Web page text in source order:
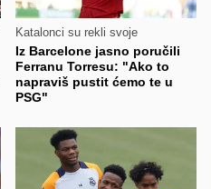
Katalonci su rekli svoje
Iz Barcelone jasno poručili
Ferranu Torresu: "Ako to
napraviš pustit ćemo te u
PSG"